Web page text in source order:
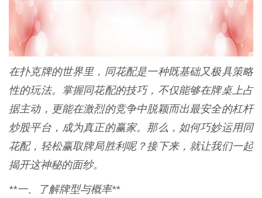
在扑克牌的世界里，同花配是一种既基础又极具策略
性的玩法。掌握同花配的技巧，不仅能够在牌桌上占
据主动，更能在激烈的竞争中脱颖而出最安全的杠杆
炒股平台，成为真正的赢家。那么，如何巧妙运用同
花配，轻松赢取牌局胜利呢？接下来，就让我们一起
揭开这神秘的面纱。
**一、了解牌型与概率**